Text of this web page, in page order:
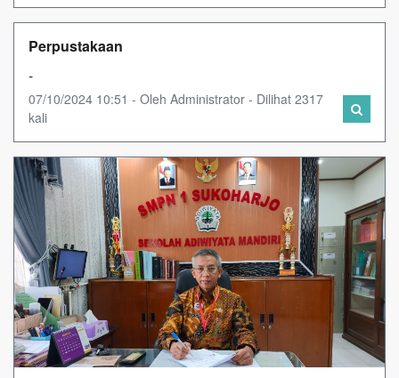
Perpustakaan
-
07/10/2024 10:51 - Oleh Administrator - Dilihat 2317
kali